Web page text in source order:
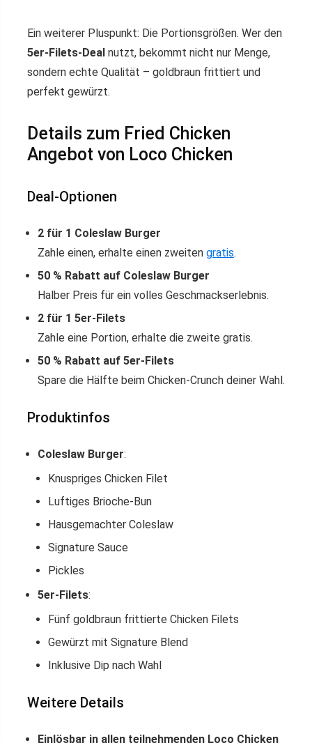
Ein weiterer Pluspunkt: Die Portionsgrößen. Wer den
5er-Filets-Deal nutzt, bekommt nicht nur Menge,
sondern echte Qualität – goldbraun frittiert und
perfekt gewürzt.
Details zum Fried Chicken
Angebot von Loco Chicken
Deal-Optionen
2 für 1 Coleslaw Burger
Zahle einen, erhalte einen zweiten gratis.
50 % Rabatt auf Coleslaw Burger
Halber Preis für ein volles Geschmackserlebnis.
2 für 1 5er-Filets
Zahle eine Portion, erhalte die zweite gratis.
50 % Rabatt auf 5er-Filets
Spare die Hälfte beim Chicken-Crunch deiner Wahl.
Produktinfos
Coleslaw Burger:
Knuspriges Chicken Filet
Luftiges Brioche-Bun
Hausgemachter Coleslaw
Signature Sauce
Pickles
5er-Filets:
Fünf goldbraun frittierte Chicken Filets
Gewürzt mit Signature Blend
Inklusive Dip nach Wahl
Weitere Details
Einlösbar in allen teilnehmenden Loco Chicken